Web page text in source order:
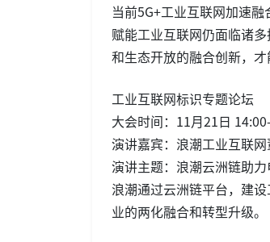
当前5G+工业互联网加速
赋能工业互联网仍面临诸
和生态开放的融合创新，才
工业互联网标识专题论坛
大会时间：11月21日
演讲嘉宾：浪潮工业互联
演讲主题：浪潮云洲链助
浪潮通过云洲链平台，建
业的两化融合和转型升级。